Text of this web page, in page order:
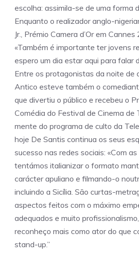
escolha: assimila-se de uma forma
Enquanto o realizador anglo-
Jr., Prémio Camera d’Or em
«Também é importante ter jovens
espero um dia estar aqui para falar
Entre os protagonistas da noite de
Antico esteve também o
que divertiu o público e recebeu o
Comédia do Festival de Cinema de
mente do programa de culto da
hoje De Santis continua os seus
sucesso nas redes sociais: «Com
tentámos italianizar o formato
carácter apuliano e filmando-o
incluindo a Sicília. São curtas-
aspectos feitos com o máximo
adequados e muito
reconheço mais como ator do que
stand-up.”